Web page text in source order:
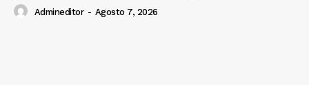
Admineditor - Agosto 7, 2026